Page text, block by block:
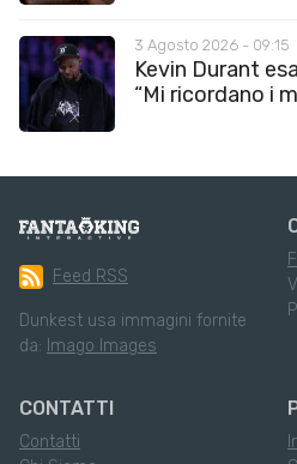
3 Agosto 2026 - 09:15
Kevin Durant
“Mi ricordano i
Feed RSS
Dunkest usa immagini fornite
da: Imago Images
CONTATTI
Contatti